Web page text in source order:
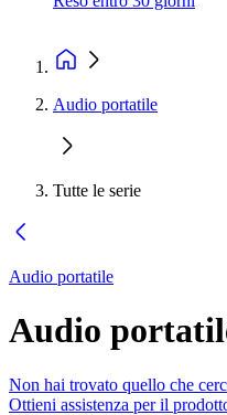
Audio portatile
Tutte le serie
Audio portatile
Audio
Non hai trovato quello che
Ottieni assistenza per il